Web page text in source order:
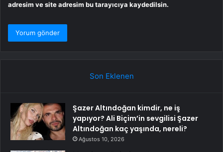
adresim ve site adresim bu tarayıcıya kaydedilsin.
Son Eklenen
Şazer Altındoğan kimdir, ne iş
yapıyor? Ali Biçim’in sevgilisi Şazer
Altındoğan kaç yaşında, nereli?
Ağustos 10, 2026